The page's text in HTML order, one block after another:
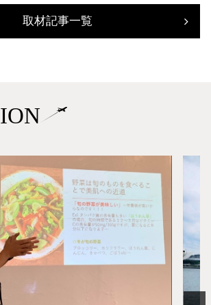
取材記事一覧